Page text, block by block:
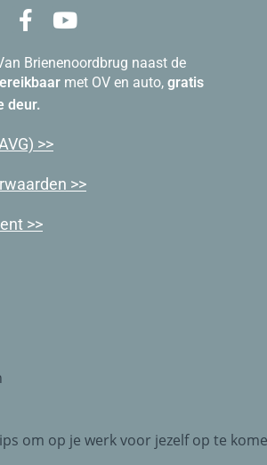
Brienenoordbrug naast de
met OV en auto, gratis
deur.
>>
>>
>>